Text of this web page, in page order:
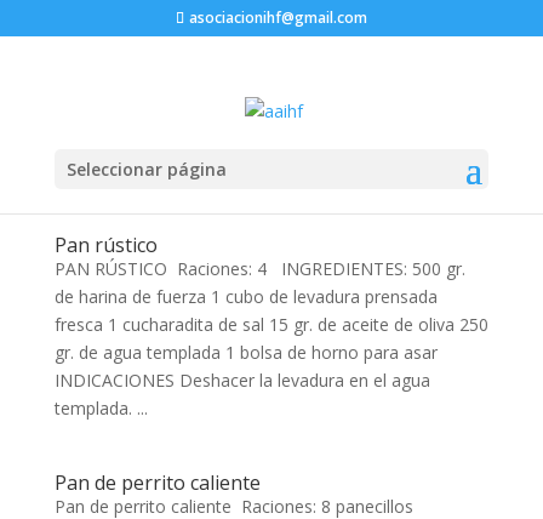
asociacionihf@gmail.com
Seleccionar página
Pan rústico
PAN RÚSTICO Raciones: 4 INGREDIENTES: 500 gr.
de harina de fuerza 1 cubo de levadura prensada
fresca 1 cucharadita de sal 15 gr. de aceite de oliva 250
gr. de agua templada 1 bolsa de horno para asar
INDICACIONES Deshacer la levadura en el agua
templada. ...
Pan de perrito caliente
Pan de perrito caliente Raciones: 8 panecillos